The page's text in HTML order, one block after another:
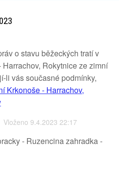
o stavu běžeckých tratí v
Rokytnice ze zimní
li vás současné podmínky,
Krkonoše - Harrachov,
Vloženo 9.4.2023 22:17
- Ruzencina zahradka -